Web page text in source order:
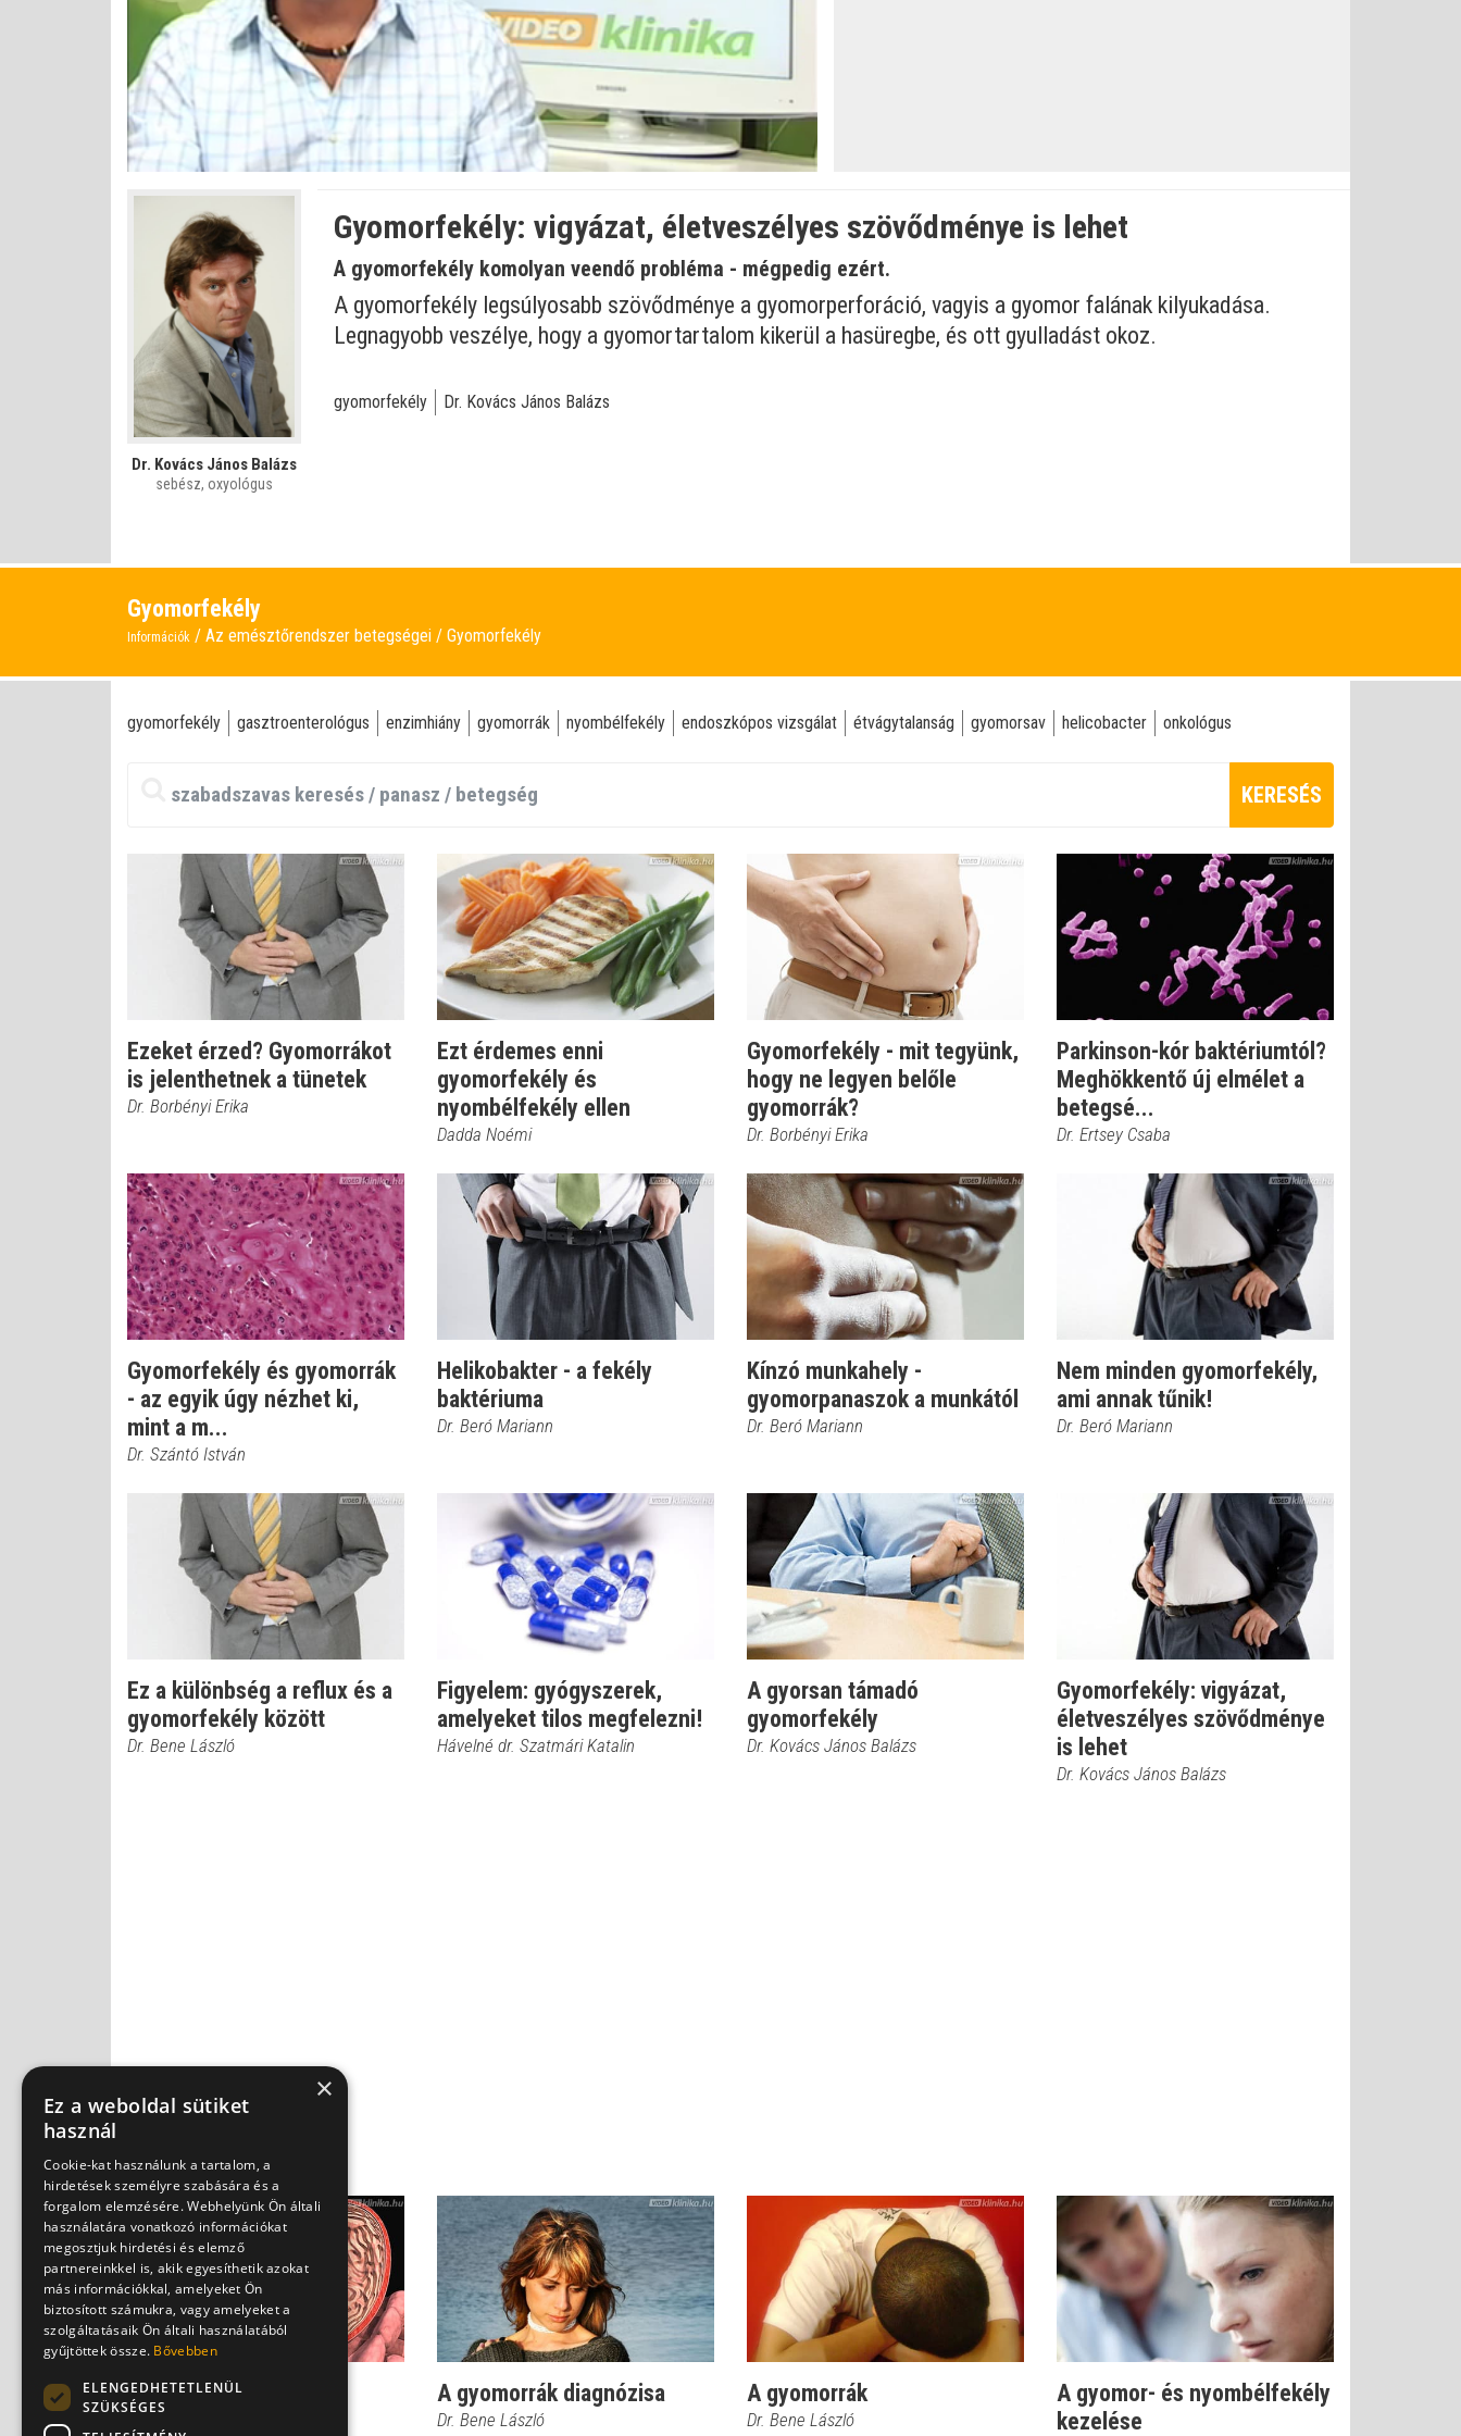
kikapcsolva
Betöltve :
0%
0%
Dr. Kovács János Balázs
sebész, oxyológus
Gyomorfekély: vigyázat, életveszélyes szövődménye is lehet
A gyomorfekély komolyan veendő probléma - mégpedig ezért.
A gyomorfekély legsúlyosabb szövődménye a gyomorperforáció, vagyis a gyomor falának kilyukadása.
Legnagyobb veszélye, hogy a gyomortartalom kikerül a hasüregbe, és ott gyulladást okoz.
gyomorfekély Dr. Kovács János Balázs
Gyomorfekély
Információk Az emésztőrendszer betegségei Gyomorfekély
gyomorfekély gasztroenterológus enzimhiány gyomorrák nyombélfekély endoszkópos vizsgálat étvágytalanság gyomorsav helicobacter onkológus
KERESÉS
Ezeket érzed? Gyomorrákot
is jelenthetnek a tünetek
Dr. Borbényi Erika
Ezt érdemes enni
gyomorfekély és
nyombélfekély ellen
Dadda Noémi
Gyomorfekély - mit tegyünk,
hogy ne legyen belőle
gyomorrák?
Dr. Borbényi Erika
Parkinson-kór baktériumtól?
Meghökkentő új elmélet a
betegsé...
Dr. Ertsey Csaba
Gyomorfekély és gyomorrák
- az egyik úgy nézhet ki,
mint a m...
Dr. Szántó István
Helikobakter - a fekély
baktériuma
Dr. Beró Mariann
Kínzó munkahely -
gyomorpanaszok a munkától
Dr. Beró Mariann
Nem minden gyomorfekély,
ami annak tűnik!
Dr. Beró Mariann
Ez a különbség a reflux és a
gyomorfekély között
Dr. Bene László
Figyelem: gyógyszerek,
amelyeket tilos megfelezni!
Hávelné dr. Szatmári Katalin
A gyorsan támadó
gyomorfekély
Dr. Kovács János Balázs
Gyomorfekély: vigyázat,
életveszélyes szövődménye
is lehet
Dr. Kovács János Balázs
Ezt jó, ha tudod a
gyomorfekélyről!
A gyomorrák diagnózisa
Dr. Bene László
A gyomorrák
Dr. Bene László
A gyomor- és nyombélfekély
kezelése
×
Ez a weboldal sütiket
használ
Cookie-kat használunk a tartalom, a
hirdetések személyre szabására és a
forgalom elemzésére. Webhelyünk Ön általi
használatára vonatkozó információkat
megosztjuk hirdetési és elemző
partnereinkkel is, akik egyesíthetik azokat
más információkkal, amelyeket Ön
biztosított számukra, vagy amelyeket a
szolgáltatásaik Ön általi használatából
gyűjtöttek össze. Bővebben
ELENGEDHETETLENÜL
SZÜKSÉGES